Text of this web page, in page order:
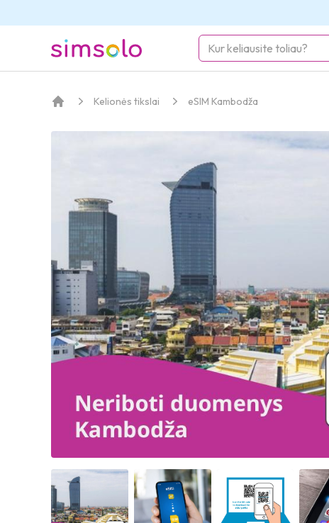
simsolo
Kelionės tikslai eSIM Kambodža
Angled view Angled view Angled view